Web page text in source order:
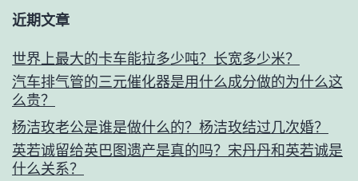
近期文章
世界上最大的卡车能拉多少吨？长宽多少米？
汽车排气管的三元催化器是用什么成分做的为什么这
么贵？
杨洁玫老公是谁是做什么的？杨洁玫结过几次婚？
英若诚留给英巴图遗产是真的吗？宋丹丹和英若诚是
什么关系？